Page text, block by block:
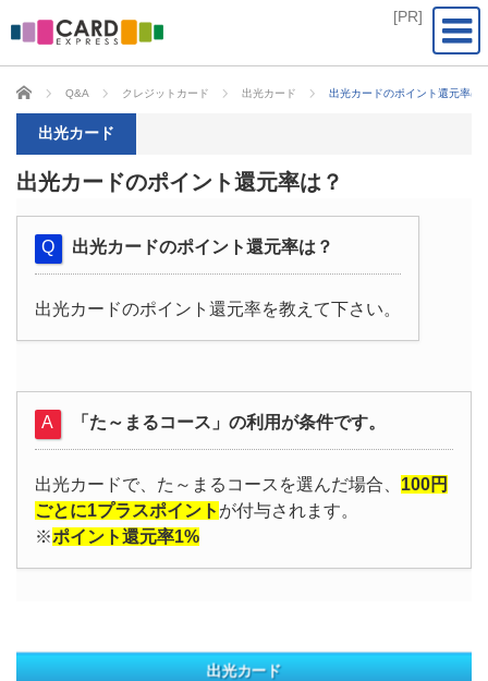
CARD EXPRESS
Q&A クレジットカード 出光カード 出光カードのポイント還元率は
出光カード
出光カードのポイント還元率は？
出光カードのポイント還元率は？
出光カードのポイント還元率を教えて下さい。
「た～まるコース」の利用が条件です。
出光カードで、た～まるコースを選んだ場合、 100円
ごとに1プラスポイント が付与されます。
※ポイント還元率1%
出光カード